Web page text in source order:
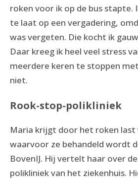
roken voor ik op de bus stapte.
te laat op een vergadering,
was vergeten. Die kocht ik
Daar kreeg ik heel veel stress
meerdere keren te stoppen
niet.
Rook-stop-polikliniek
Maria krijgt door het roken last
waarvoor ze behandeld wordt
BovenIJ. Hij vertelt haar over
polikliniek van het ziekenhuis.